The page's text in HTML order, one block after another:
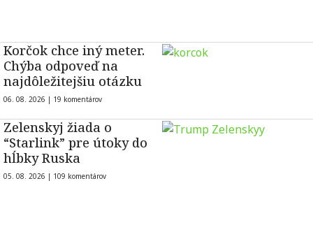
Korčok chce iný meter.
Chýba odpoveď na
najdôležitejšiu otázku
06. 08. 2026 | 19 komentárov
Zelenskyj žiada o
“Starlink” pre útoky do
hĺbky Ruska
05. 08. 2026 | 109 komentárov